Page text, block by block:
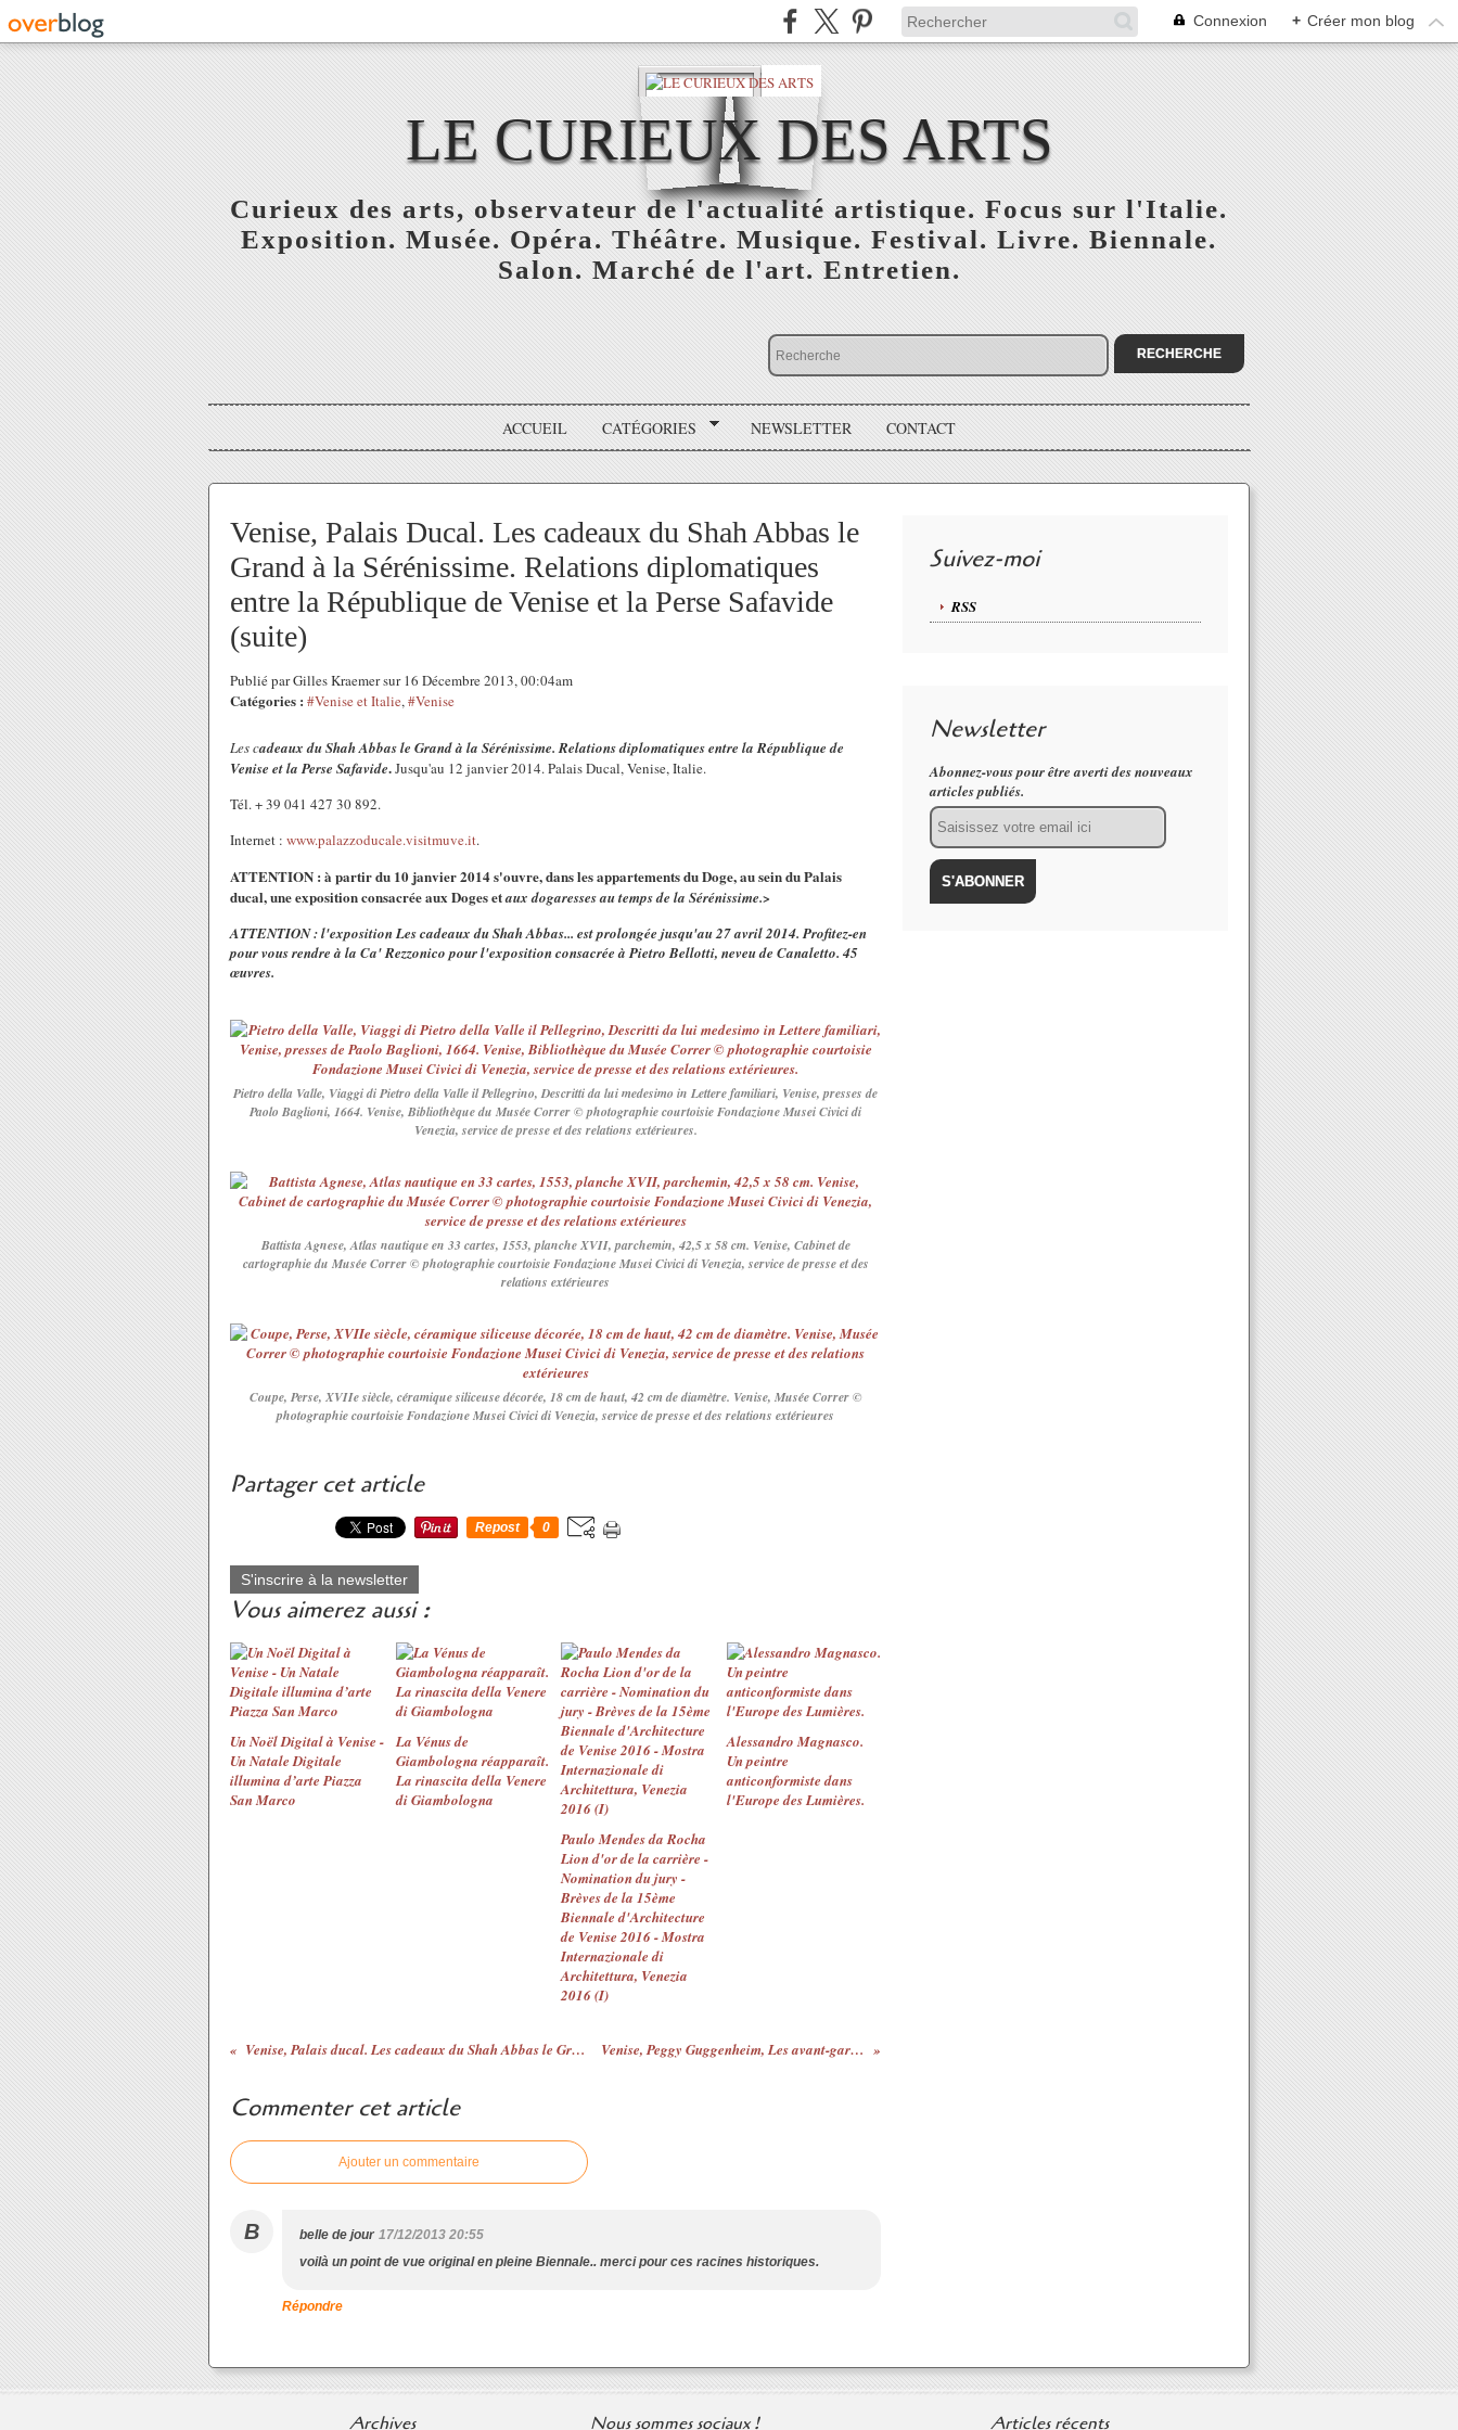
Connexion + Créer mon blog
LE CURIEUX DES ARTS
Curieux des arts, observateur de l'actualité artistique. Focus sur l'Italie.
Exposition. Musée. Opéra. Théâtre. Musique. Festival. Livre. Biennale.
Salon. Marché de l'art. Entretien.
ACCUEIL CATÉGORIES NEWSLETTER CONTACT
Venise, Palais Ducal. Les cadeaux du Shah Abbas le
Grand à la Sérénissime. Relations diplomatiques
entre la République de Venise et la Perse Safavide
(suite)
Publié par Gilles Kraemer sur 16 Décembre 2013, 00:04am
Catégories : #Venise et Italie,#Venise
Les cadeaux du Shah Abbas le Grand à la Sérénissime. Relations diplomatiques entre la République de
Venise et la Perse Safavide.Jusqu'au 12 janvier 2014. Palais Ducal, Venise, Italie.
Tél. + 39 041 427 30 892.
Internet : www.palazzoducale.visitmuve.it.
ATTENTION : à partir du 10 janvier 2014 s'ouvre, dans les appartements du Doge, au sein du Palais
ducal, une exposition consacrée aux Doges etaux dogaresses au temps de la Sérénissime.>
ATTENTION : l'exposition Les cadeaux du Shah Abbas... est prolongée jusqu'au 27 avril 2014. Profitez-en
pour vous rendre à la Ca' Rezzonico pour l'exposition consacrée à Pietro Bellotti, neveu de Canaletto. 45
œuvres.
Pietro della Valle, Viaggi di Pietro della Valle il Pellegrino, Descritti da lui medesimo in Lettere familiari, Venise, presses de
Paolo Baglioni, 1664. Venise, Bibliothèque du Musée Correr © photographie courtoisie Fondazione Musei Civici di
Venezia, service de presse et des relations extérieures.
Battista Agnese, Atlas nautique en 33 cartes, 1553, planche XVII, parchemin, 42,5 x 58 cm. Venise, Cabinet de
cartographie du Musée Correr © photographie courtoisie Fondazione Musei Civici di Venezia, service de presse et des
relations extérieures
Coupe, Perse, XVIIe siècle, céramique siliceuse décorée, 18 cm de haut, 42 cm de diamètre. Venise, Musée Correr ©
photographie courtoisie Fondazione Musei Civici di Venezia, service de presse et des relations extérieures
Partager cet article
Repost 0
S'inscrire à la newsletter
Vous aimerez aussi :
Un Noël Digital à Venise -
Un Natale Digitale
illumina d’arte Piazza
San Marco
La Vénus de
Giambologna réapparaît.
La rinascita della Venere
di Giambologna
Paulo Mendes da Rocha
Lion d'or de la carrière -
Nomination du jury -
Brèves de la 15ème
Biennale d'Architecture
de Venise 2016 - Mostra
Internazionale di
Architettura, Venezia
2016 (I)
Alessandro Magnasco.
Un peintre
anticonformiste dans
l'Europe des Lumières.
Venise, Palais ducal. Les cadeaux du Shah Abbas le Grand à la Sérénissime. Relations diplomatiques entre la République de Venise et la Perse Safavide Venise, Peggy Guggenheim, Les avant-gardes à la fin du siècle à Paris. Signac, Bonnard, Redon et leurs contemporains
Commenter cet article
Ajouter un commentaire
B belle de jour 17/12/2013 20:55
voilà un point de vue original en pleine Biennale.. merci pour ces racines historiques.
Répondre
Suivez-moi
RSS
Newsletter
Abonnez-vous pour être averti des nouveaux
articles publiés.
Email
Archives Nous sommes sociaux ! Articles récents